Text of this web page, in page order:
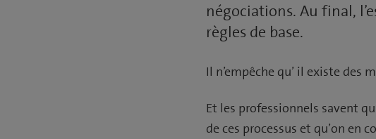
négociations. Au final,
règles de base.
Il n’empêche qu’ il existe des
Et les professionnels savent
de ces processus et qu’on en